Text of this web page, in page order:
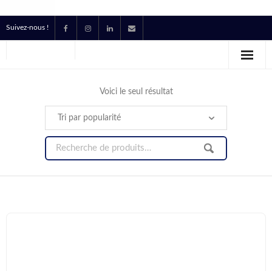
Suivez-nous !
Production
Voici le seul résultat